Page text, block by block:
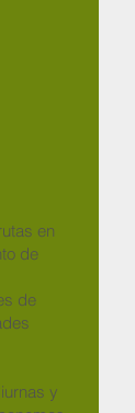
en
de
de
y